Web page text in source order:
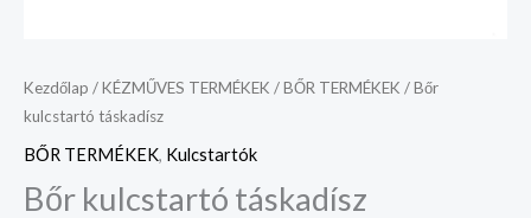
Kezdőlap /KÉZMŰVES TERMÉKEK /BŐR TERMÉKEK / Bőr
kulcstartó táskadísz
BŐR TERMÉKEK, Kulcstartók
Bőr kulcstartó táskadísz